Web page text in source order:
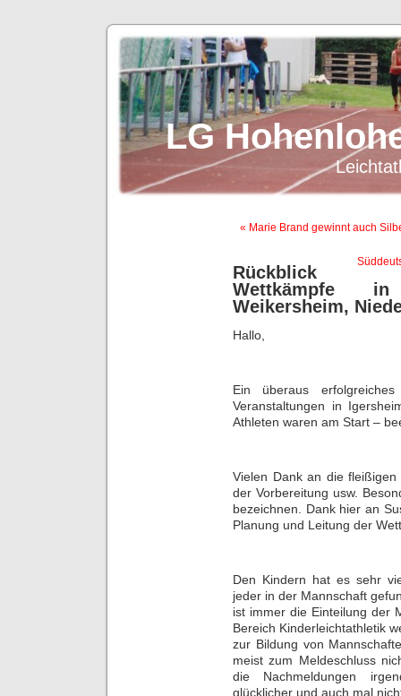
LG
« Marie Brand gewinnt auch
Rückblick
Wettkämpfe
Weikersheim,
Hallo,
Ein überaus
Veranstaltungen in
Athleten waren am Start –
Vielen Dank an die
der Vorbereitung usw.
bezeichnen. Dank hier an
Planung und Leitung der
Den Kindern hat es sehr
jeder in der Mannschaft
ist immer die Einteilung der
Bereich Kinderleichtathletik
zur Bildung von
meist zum Meldeschluss
die Nachmeldungen
glücklicher und auch mal